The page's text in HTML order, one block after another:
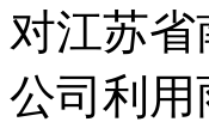
对江苏
公司利